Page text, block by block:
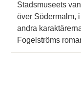
Stadsmuseets
över Södermalm,
andra
Fogelströms